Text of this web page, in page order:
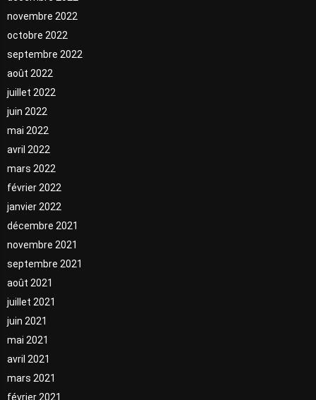
novembre 2022
octobre 2022
septembre 2022
août 2022
juillet 2022
juin 2022
mai 2022
avril 2022
mars 2022
février 2022
janvier 2022
décembre 2021
novembre 2021
septembre 2021
août 2021
juillet 2021
juin 2021
mai 2021
avril 2021
mars 2021
février 2021